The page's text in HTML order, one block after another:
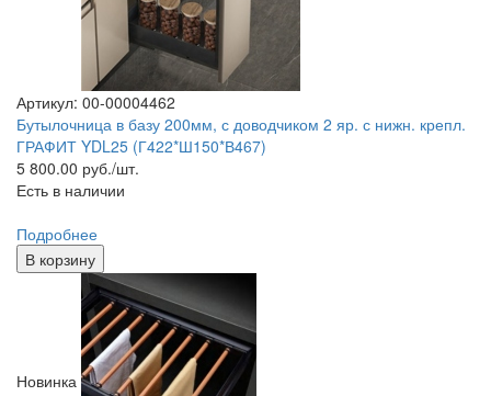
Артикул: 00-00004462
Бутылочница в базу 200мм, с доводчиком 2 яр. с нижн. крепл.
ГРАФИТ YDL25 (Г422*Ш150*В467)
5 800.00 руб./шт.
Есть в наличии
Подробнее
В корзину
Новинка